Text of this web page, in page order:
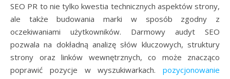
SEO PR to nie tylko kwestia technicznych aspektów strony,
ale także budowania marki w sposób zgodny z
oczekiwaniami użytkowników. Darmowy audyt SEO
pozwala na dokładną analizę słów kluczowych, struktury
strony oraz linków wewnętrznych, co może znacząco
poprawić pozycje w wyszukiwarkach. pozycjonowanie